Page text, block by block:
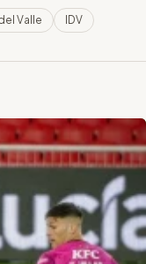
Valle IDV